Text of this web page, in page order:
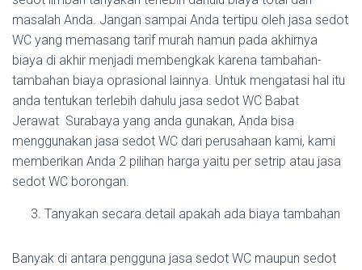
masalah Anda. Jangan sampai Anda tertipu oleh jasa sedot
WC yang memasang tarif murah namun pada akhirnya
biaya di akhir menjadi membengkak karena tambahan-
tambahan biaya oprasional lainnya. Untuk mengatasi hal itu
anda tentukan terlebih dahulu jasa sedot WC Babat
Jerawat Surabaya yang anda gunakan, Anda bisa
menggunakan jasa sedot WC dari perusahaan kami, kami
memberikan Anda 2 pilihan harga yaitu per setrip atau jasa
sedot WC borongan.
Tanyakan secara detail apakah ada biaya tambahan
Banyak di antara pengguna jasa sedot WC maupun sedot